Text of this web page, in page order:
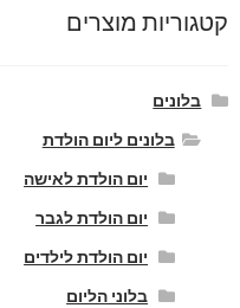
קטגוריות מוצרים
בלונים
בלונים ליום הולדת
יום הולדת לאישה
יום הולדת לגבר
יום הולדת לילדים
בלוני הליום